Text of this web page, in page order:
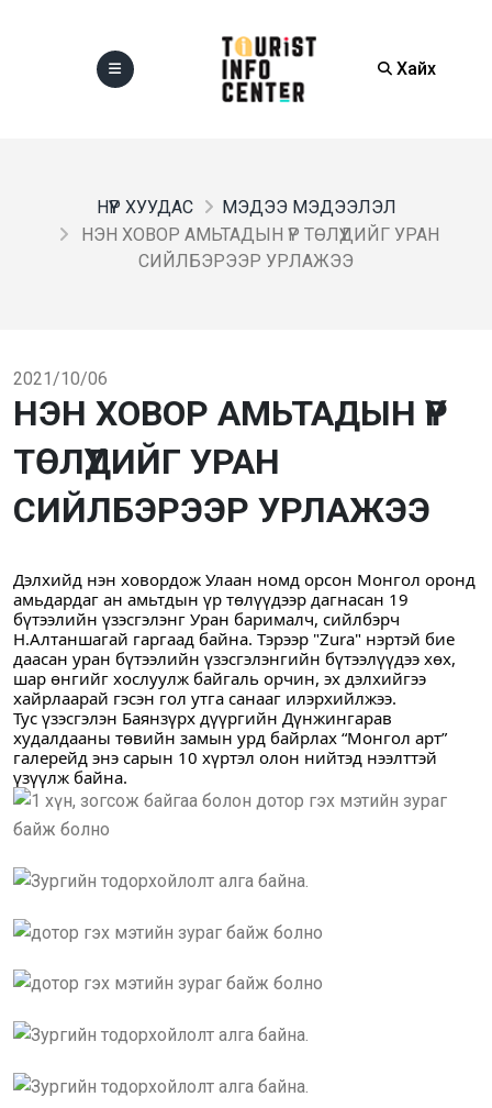
Хайх
НҮҮР ХУУДАС
МЭДЭЭ МЭДЭЭЛЭЛ
НЭН ХОВОР АМЬТАДЫН ҮР ТӨЛҮҮДИЙГ УРАН
СИЙЛБЭРЭЭР УРЛАЖЭЭ
2021/10/06
НЭН ХОВОР АМЬТАДЫН ҮР
ТӨЛҮҮДИЙГ УРАН
СИЙЛБЭРЭЭР УРЛАЖЭЭ
Дэлхийд нэн ховордож Улаан номд орсон Монгол оронд
амьдардаг ан амьтдын үр төлүүдээр дагнасан 19
бүтээлийн үзэсгэлэнг Уран барималч, сийлбэрч
Н.Алтаншагай гаргаад байна. Тэрээр "Zura" нэртэй бие
даасан уран бүтээлийн үзэсгэлэнгийн бүтээлүүдээ хөх,
шар өнгийг хослуулж байгаль орчин, эх дэлхийгээ
хайрлаарай гэсэн гол утга санааг илэрхийлжээ.
Тус үзэсгэлэн Баянзүрх дүүргийн Дүнжингарав
худалдааны төвийн замын урд байрлах “Монгол арт”
галерейд энэ сарын 10 хүртэл олон нийтэд нээлттэй
үзүүлж байна.